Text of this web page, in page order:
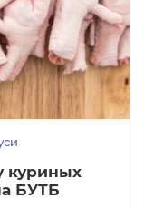
куриных
БУТБ